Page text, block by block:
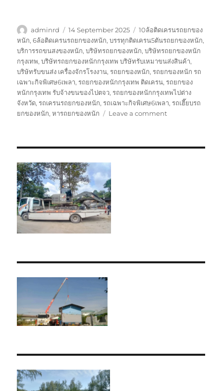
Author
adminrd
Posted
on
14 September 2025 Tags
10ล้อติดเครนรถยกของ
หนัก,6ล้อติดเครนรถยกของหนัก,บรรทุกติดเครน5ตันรถยกของหนัก,
บริการรถขนสงของหนัก,บริษัทรถยกของหนัก,บริษัทรถยกของหนัก
กรุงเทพ,บริษัทรถยกของหนักกรุงเทพ บริษัทรับเหมาขนส่งสินค้า,
บริษัทรับขนส่ง เครื่องจักรโรงงาน,รถยกของหนัก,รถยกของหนัก รถ
เฉพาะกิจพิเศษ6เพลา,รถยกของหนักกรุงเทพ ติดเครน,รถยกของ
หนักกรุงเทพ รับจ้างขนของไปตจว,รถยกของหนักกรุงเทพไปต่าง
จังหวัด,รถเครนรถยกของหนัก,รถเฉพาะกิจพิเศษ6เพลา,รถเฮี๊ยบรถ
ยกของหนัก,หารถยกของหนัก Leave a commenton